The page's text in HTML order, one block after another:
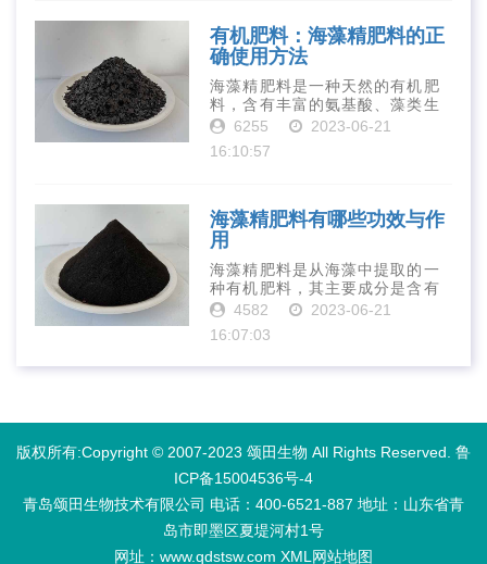
有机肥料：海藻精肥料的正
确使用方法
海藻精肥料是一种天然的有机肥
料，含有丰富的氨基酸、藻类生
长素、维生素、微量元素、蛋白
力、促进植物生长、增强植物抗
6255
2023-06-21
16:10:57
海藻精肥料有哪些功效与作
用
海藻精肥料是从海藻中提取的一
种有机肥料，其主要成分是含有
丰富的微量元素、植物生长素、
有增强作物生长、促进植物根系
4582
2023-06-21
16:07:03
版权所有:Copyright © 2007-2023 颂田生物 All Rights Reserved. 鲁
ICP备15004536号-4
青岛颂田生物技术有限公司 电话：400-6521-887​ 地址：山东省青
岛市即墨区夏堤河村1号
网址：www.qdstsw.com XML 网站地图